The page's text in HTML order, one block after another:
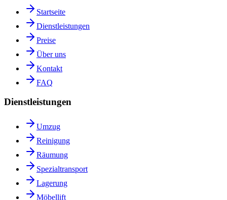
Startseite
Dienstleistungen
Preise
Über uns
Kontakt
FAQ
Dienstleistungen
Umzug
Reinigung
Räumung
Spezialtransport
Lagerung
Möbellift